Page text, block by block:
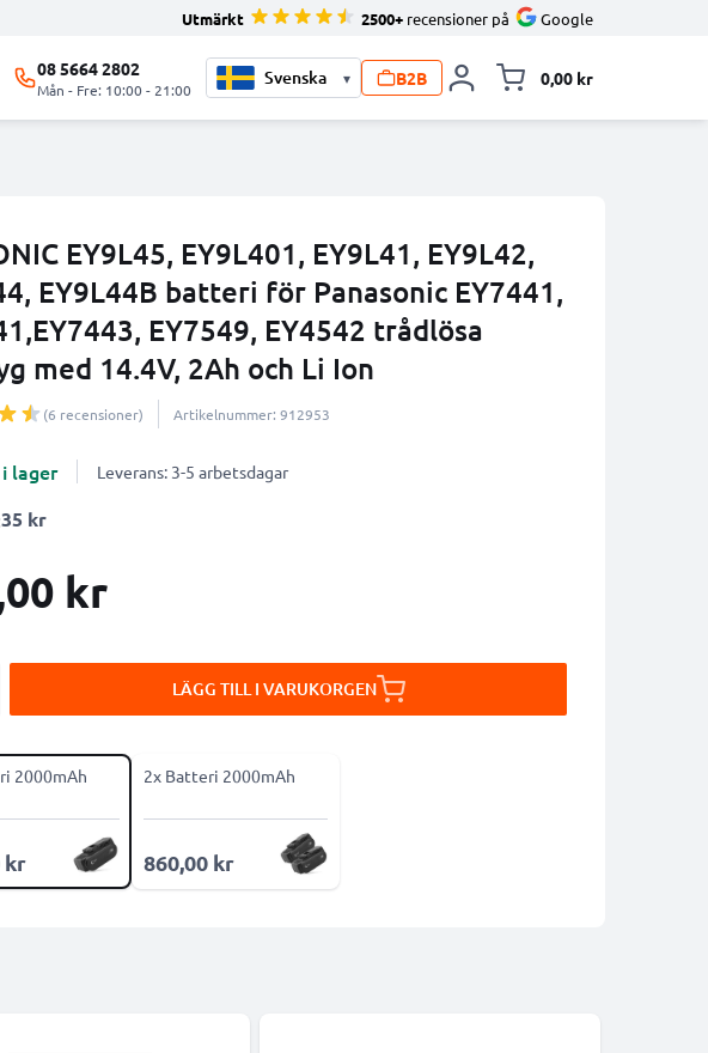
Utmärkt 2500+ recensioner på Google
08 5664 2802
Mån - Fre: 10:00 - 21:00
▾ B2B 0,00 kr
EY9L45, EY9L401, EY9L41, EY9L42,
EY9L44B batteri för Panasonic EY7441,
EY7549, EY4542 trådlösa
med 14.4V, 2Ah och Li Ion
(6 recensioner) Artikelnummer: 912953
i lager Leverans: 3-5 arbetsdagar
35 kr
kr
LÄGG TILL I VARUKORGEN
2000mAh
kr
2x Batteri 2000mAh
860,00 kr